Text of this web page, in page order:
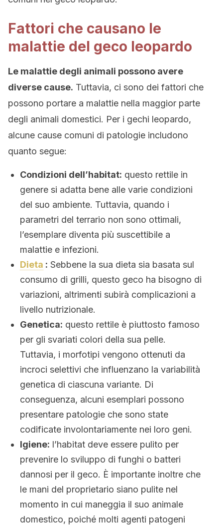
Fattori che causano le
malattie del geco leopardo
Le malattie degli animali possono avere
diverse cause. Tuttavia, ci sono dei fattori che
possono portare a malattie nella maggior parte
degli animali domestici. Per i gechi leopardo,
alcune cause comuni di patologie includono
quanto segue:
Condizioni dell’habitat: questo rettile in
genere si adatta bene alle varie condizioni
del suo ambiente. Tuttavia, quando i
parametri del terrario non sono ottimali,
l’esemplare diventa più suscettibile a
malattie e infezioni.
Dieta : Sebbene la sua dieta sia basata sul
consumo di grilli, questo geco ha bisogno di
variazioni, altrimenti subirà complicazioni a
livello nutrizionale.
Genetica: questo rettile è piuttosto famoso
per gli svariati colori della sua pelle.
Tuttavia, i morfotipi vengono ottenuti da
incroci selettivi che influenzano la variabilità
genetica di ciascuna variante. Di
conseguenza, alcuni esemplari possono
presentare patologie che sono state
codificate involontariamente nei loro geni.
Igiene: l’habitat deve essere pulito per
prevenire lo sviluppo di funghi o batteri
dannosi per il geco. È importante inoltre che
le mani del proprietario siano pulite nel
momento in cui maneggia il suo animale
domestico, poiché molti agenti patogeni